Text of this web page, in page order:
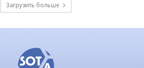
Загрузить больше